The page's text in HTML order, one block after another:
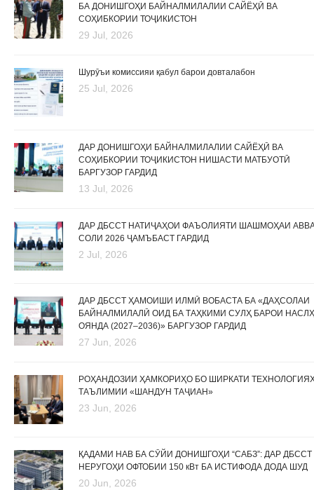
БА ДОНИШГОҲИ БАЙНАЛМИЛАЛИИ САЙЁҲӢ ВА
СОҲИБКОРИИ ТОҶИКИСТОН
29 Jul, 2026
Шурӯъи комиссияи қабул барои довталабон
25 Jul, 2026
ДАР ДОНИШГОҲИ БАЙНАЛМИЛАЛИИ САЙЁҲӢ ВА
СОҲИБКОРИИ ТОҶИКИСТОН НИШАСТИ МАТБУОТӢ
БАРГУЗОР ГАРДИД
13 Jul, 2026
ДАР ДБССТ НАТИҶАҲОИ ФАЪОЛИЯТИ ШАШМОҲАИ
СОЛИ 2026 ҶАМЪБАСТ ГАРДИД
2 Jul, 2026
ДАР ДБССТ ҲАМОИШИ ИЛМӢ ВОБАСТА БА «ДАҲСОЛАИ
БАЙНАЛМИЛАЛӢ ОИД БА ТАҲКИМИ СУЛҲ БАРОИ
ОЯНДА (2027–2036)» БАРГУЗОР ГАРДИД
27 Jun, 2026
РОҲАНДОЗИИ ҲАМКОРИҲО БО ШИРКАТИ
ТАЪЛИМИИ «ШАНДУН ТАҶИАН»
23 Jun, 2026
ҚАДАМИ НАВ БА СӮЙИ ДОНИШГОҲИ “САБЗ”: ДАР ДБССТ
НЕРУГОҲИ ОФТОБИИ 150 кВт БА ИСТИФОДА ДОДА ШУД
20 Jun, 2026